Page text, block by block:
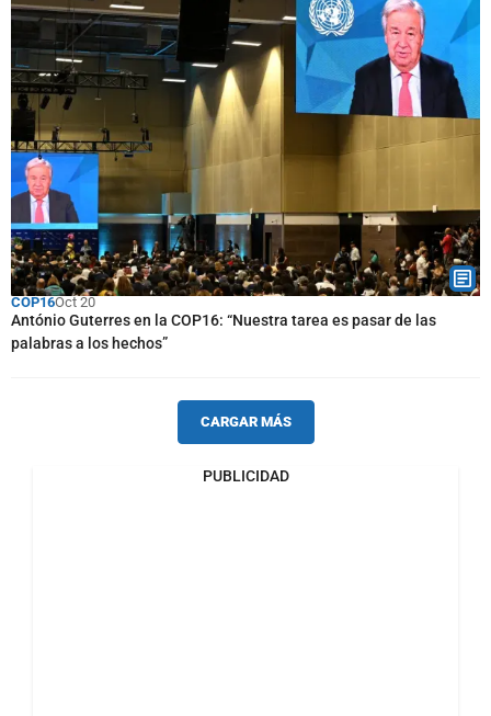
COP16Oct 20
António Guterres en la COP16: “Nuestra tarea es pasar de las
palabras a los hechos”
CARGAR MÁS
PUBLICIDAD